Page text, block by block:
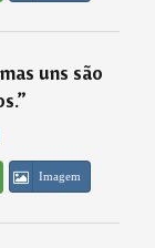
uns são
”
Imagem